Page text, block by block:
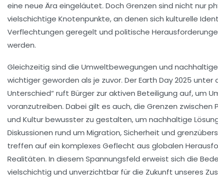
eine neue Ära eingeläutet. Doch Grenzen sind nicht nur
vielschichtige Knotenpunkte, an denen sich kulturelle
Verflechtungen geregelt und politische
werden.
Gleichzeitig sind die Umweltbewegungen und
wichtiger geworden als je zuvor. Der Earth Day 2025
Unterschied“ ruft Bürger zur aktiven Beteiligung auf, um
voranzutreiben. Dabei gilt es auch, die Grenzen zwischen
und Kultur bewusster zu gestalten, um nachhaltige
Diskussionen rund um Migration, Sicherheit und
treffen auf ein komplexes Geflecht aus globalen
Realitäten. In diesem Spannungsfeld erweist sich die
vielschichtig und unverzichtbar für die Zukunft unseres